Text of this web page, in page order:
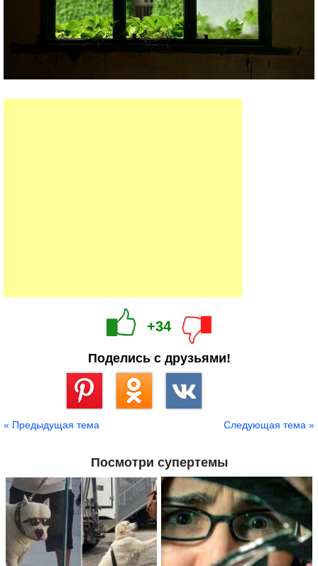
+34
Поделись с друзьями!
« Предыдущая тема Следующая тема »
Посмотри супертемы